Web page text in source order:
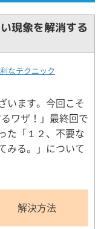
現象を解消する
なテクニック
います。今回こそ
ワザ！」最終回で
た「１２、不要な
みる。」について
解決方法